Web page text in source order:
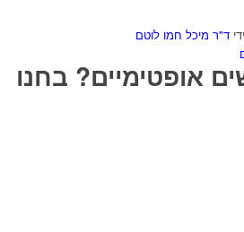
ד"ר מיכל חמו לוטם
אופטימיים? בחנו